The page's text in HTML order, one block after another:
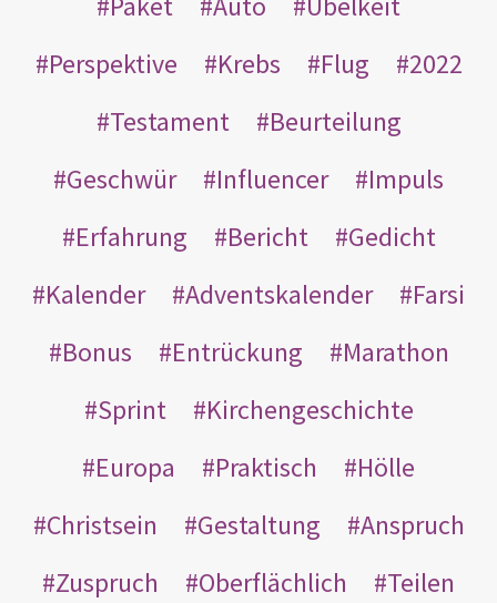
Perspektive
Krebs Flug
2022
Testament
Beurteilung
Geschwür
Influencer
Impuls
Erfahrung
Bericht
Gedicht
Kalender
Adventskalender
Farsi
Bonus
Entrückung
Marathon
Sprint
Kirchengeschichte
Europa
Praktisch
Hölle
Christsein
Gestaltung
Anspruch
Zuspruch
Oberflächlich
Teilen